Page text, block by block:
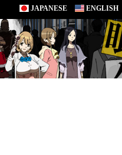
JAPANESE ENGLISH